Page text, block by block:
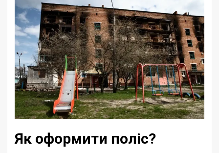
Як оформити поліс?